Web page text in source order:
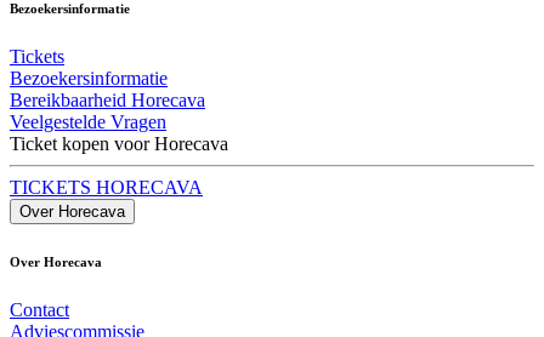
Bezoekersinformatie
Tickets
Bezoekersinformatie
Bereikbaarheid Horecava
Veelgestelde Vragen
Ticket kopen voor Horecava
TICKETS HORECAVA
Over Horecava
Over Horecava
Contact
Adviescommissie